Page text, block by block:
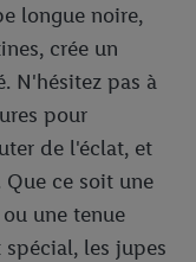
longue noire,
crée un
N'hésitez pas à
pour
de l'éclat, et
ce soit une
une tenue
les jupes